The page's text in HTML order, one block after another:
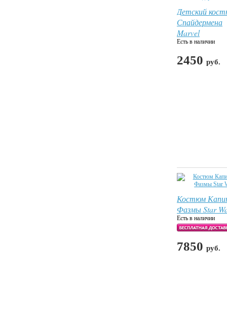
Детский
Спайдермена
Marvel
Есть в наличии
2450 руб.
Костюм
Фазмы Star
Есть в наличии
7850 руб.